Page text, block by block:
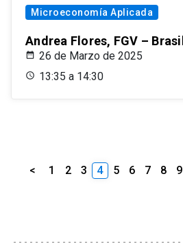
Microeconomía Aplicada
Andrea Flores, FGV – Brasil
26 de Marzo de 2025
13:35 a 14:30
< 1 2 3 4 5 6 7 8 9